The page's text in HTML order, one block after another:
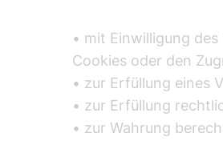
• mit Einwilligung
Cookies oder den
• zur Erfüllung eines
• zur Erfüllung
• zur Wahrung